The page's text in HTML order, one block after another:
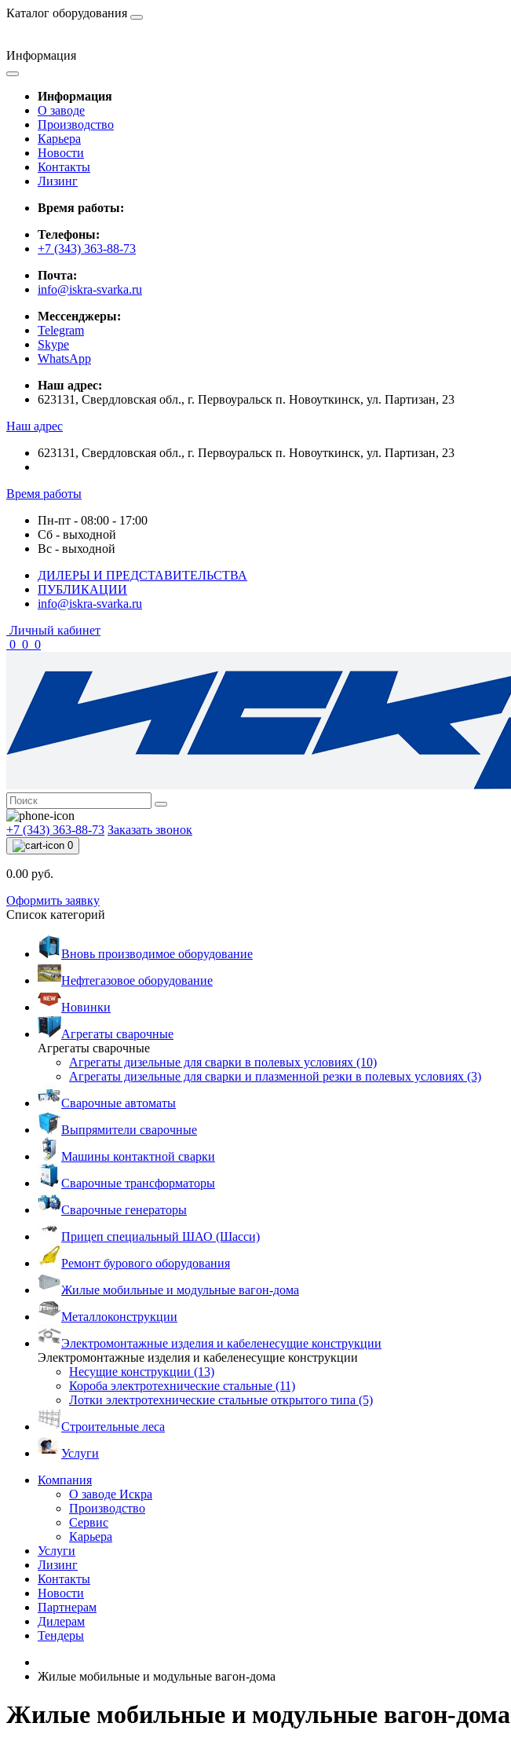
Каталог оборудования
Информация
Информация
О заводе
Производство
Карьера
Новости
Контакты
Лизинг
Время работы:
Телефоны:
+7 (343) 363-88-73
Почта:
info@iskra-svarka.ru
Мессенджеры:
Telegram
Skype
WhatsApp
Наш адрес:
623131, Свердловская обл., г. Первоуральск п. Новоуткинск, ул. Партизан, 23
Наш адрес
623131, Свердловская обл., г. Первоуральск п. Новоуткинск, ул. Партизан, 23
Время работы
Пн-пт - 08:00 - 17:00
Сб - выходной
Вс - выходной
ДИЛЕРЫ И ПРЕДСТАВИТЕЛЬСТВА
ПУБЛИКАЦИИ
info@iskra-svarka.ru
Личный кабинет
0 0 0
+7 (343) 363-88-73 Заказать звонок
0
0.00 руб.
Оформить заявку
Список категорий
Вновь производимое оборудование
Нефтегазовое оборудование
Новинки
Агрегаты сварочные
Агрегаты сварочные
Агрегаты дизельные для сварки в полевых условиях (10)
Агрегаты дизельные для сварки и плазменной резки в полевых условиях (3)
Сварочные автоматы
Выпрямители сварочные
Машины контактной сварки
Сварочные трансформаторы
Сварочные генераторы
Прицеп специальный ШАО (Шасси)
Ремонт бурового оборудования
Жилые мобильные и модульные вагон-дома
Металлоконструкции
Электромонтажные изделия и кабеленесущие конструкции
Электромонтажные изделия и кабеленесущие конструкции
Несущие конструкции (13)
Короба электротехнические стальные (11)
Лотки электротехнические стальные открытого типа (5)
Строительные леса
Услуги
Компания
О заводе Искра
Производство
Сервис
Карьера
Услуги
Лизинг
Контакты
Новости
Партнерам
Дилерам
Тендеры
Жилые мобильные и модульные вагон-дома
Жилые мобильные и модульные вагон-дома